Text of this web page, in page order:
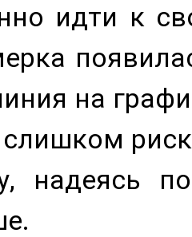
идти к
на
слишком
надеясь